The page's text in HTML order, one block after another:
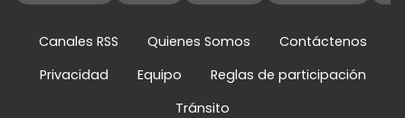
Canales RSS Quienes Somos
Contáctenos
Privacidad
Equipo
Reglas de participación
Tránsito